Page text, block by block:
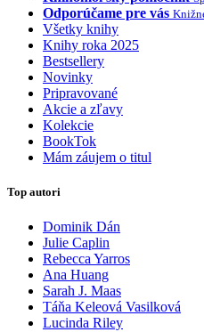
Odporúčame pre vás
Všetky knihy
Knihy roka 2025
Bestsellery
Novinky
Pripravované
Akcie a zľavy
Kolekcie
BookTok
Mám záujem o titul
Top autori
Dominik Dán
Julie Caplin
Rebecca Yarros
Ana Huang
Sarah J. Maas
Táňa Keleová Vasilková
Lucinda Riley